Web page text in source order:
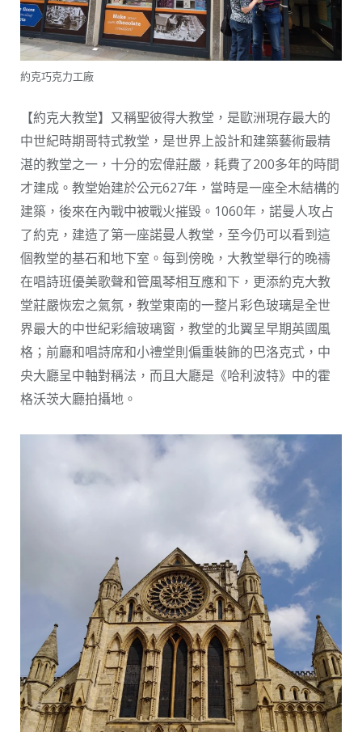
約克巧克力工廠
【約克大教堂】又稱聖彼得大教堂，是歐洲現存最大的
中世紀時期哥特式教堂，是世界上設計和建築藝術最精
湛的教堂之一，十分的宏偉莊嚴，耗費了200多年的時間
才建成。教堂始建於公元627年，當時是一座全木結構的
建築，後來在內戰中被戰火摧毀。1060年，諾曼人攻占
了約克，建造了第一座諾曼人教堂，至今仍可以看到這
個教堂的基石和地下室。每到傍晚，大教堂舉行的晚禱
在唱詩班優美歌聲和管風琴相互應和下，更添約克大教
堂莊嚴恢宏之氣氛，教堂東南的一整片彩色玻璃是全世
界最大的中世紀彩繪玻璃窗，教堂的北翼呈早期英國風
格；前廳和唱詩席和小禮堂則偏重裝飾的巴洛克式，中
央大廳呈中軸對稱法，而且大廳是《哈利波特》中的霍
格沃茨大廳拍攝地。